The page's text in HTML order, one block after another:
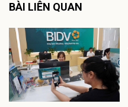
BÀI LIÊN QUAN